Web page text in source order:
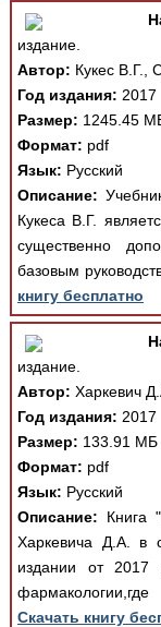
издание.
Автор: Кукес В.Г.,
Год издания: 2017
Размер: 1245.45
Формат: pdf
Язык: Русский
Описание:
Кукеса В.Г.
существенно
базовым
книгу бесплатно
издание.
Автор: Харкевич
Год издания: 2017
Размер: 133.91 МБ
Формат: pdf
Язык: Русский
Описание: Книга
Харкевича Д.А. в
издании от 2017
Скачать книгу